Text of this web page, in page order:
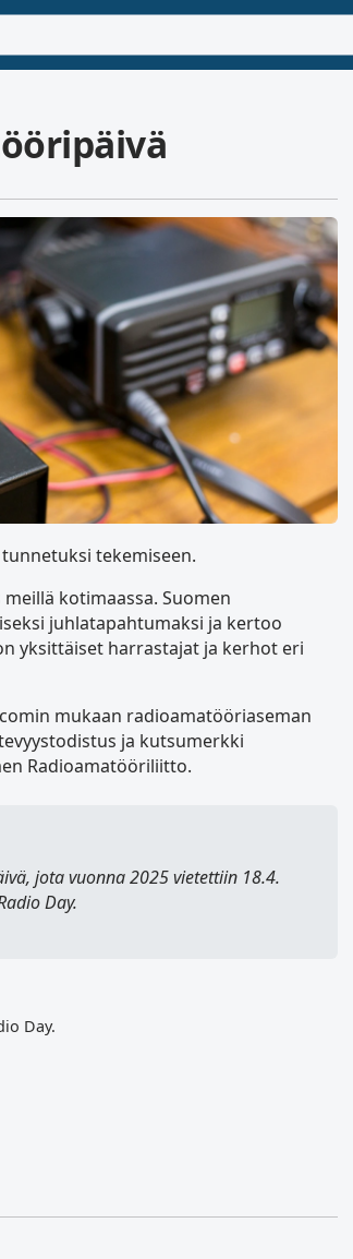
tekemiseen.
kotimaassa. Suomen
juhlatapahtumaksi ja kertoo
yksittäiset harrastajat ja kerhot eri
mukaan radioamatööriaseman
ja kutsumerkki
Radioamatööriliitto.
jota vuonna 2025 vietettiin 18.4.
Day.
Day.